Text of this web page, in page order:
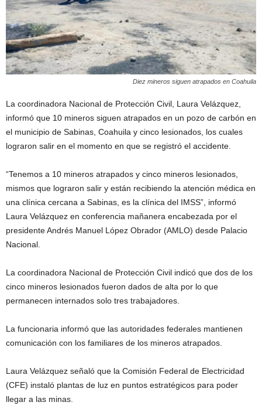
Diez mineros siguen atrapados en Coahuila
La coordinadora Nacional de Protección Civil, Laura Velázquez,
informó que 10 mineros siguen atrapados en un pozo de carbón en
el municipio de Sabinas, Coahuila y cinco lesionados, los cuales
lograron salir en el momento en que se registró el accidente.
“Tenemos a 10 mineros atrapados y cinco mineros lesionados,
mismos que lograron salir y están recibiendo la atención médica en
una clínica cercana a Sabinas, es la clínica del IMSS”, informó
Laura Velázquez en conferencia mañanera encabezada por el
presidente Andrés Manuel López Obrador (AMLO) desde Palacio
Nacional.
La coordinadora Nacional de Protección Civil indicó que dos de los
cinco mineros lesionados fueron dados de alta por lo que
permanecen internados solo tres trabajadores.
La funcionaria informó que las autoridades federales mantienen
comunicación con los familiares de los mineros atrapados.
Laura Velázquez señaló que la Comisión Federal de Electricidad
(CFE) instaló plantas de luz en puntos estratégicos para poder
llegar a las minas.